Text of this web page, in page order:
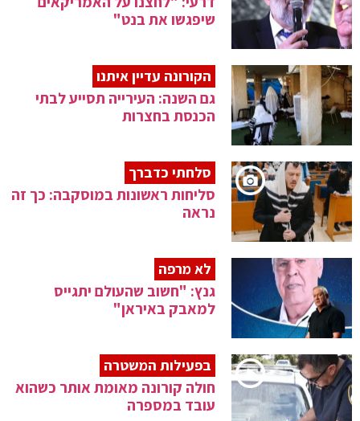
שיפגשו את בנט"
הקורונה עדיין איתנו
גם השנה: העירייה תסייע לבתי
הכנסת בחצרות
סלחתי כדברך
סליחות ראשונות במוסקבה: כך זה
נראה
לא מרפה
גנץ: "חשוב שהעולם יתגייס
למאבק באיראן"
בפעילות המשטרה
חולה קורונה מאומת אותר כשהוא
עובד במספרה